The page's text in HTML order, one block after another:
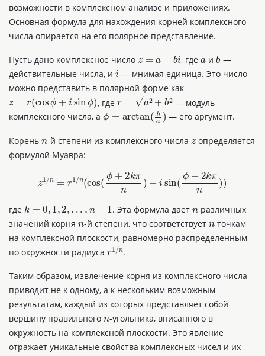
возможности в комплексном анализе и приложениях.
Основная формула для нахождения корней комплексного
числа опирается на его полярное представление.
Пусть дано комплексное число , где и
b
—
действительные числа, и
i
— мнимая единица. Это число
можно представить в полярной форме как
z=r(cosϕ+isinϕ)
, где
r=a2+b2
— модуль
комплексного числа, а ϕ =arctan(b) — его аргумент.
Корень -й степени из комплексного числа
определяется
формулой Муавра:
z1 /n=r1/n(cos( ϕ+2k π )+ isin(ϕ +2kπ))
где
k 1 ..
. Эта формула дает
различных
значений корня
n
-й степени, что соответствует
n
точкам
на комплексной плоскости, равномерно распределенным
по окружности радиуса
r1/n
.
Таким образом, извлечение корня из комплексного числа
приводит не к одному, а к нескольким возможным
результатам, каждый из которых представляет собой
вершину правильного
n
-угольника, вписанного в
окружность на комплексной плоскости. Это явление
отражает уникальные свойства комплексных чисел и их